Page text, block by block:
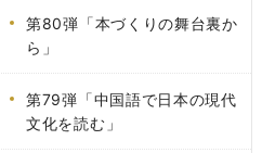
第80弾「本づくりの舞台裏か
ら」
第79弾「中国語で日本の現代
文化を読む」